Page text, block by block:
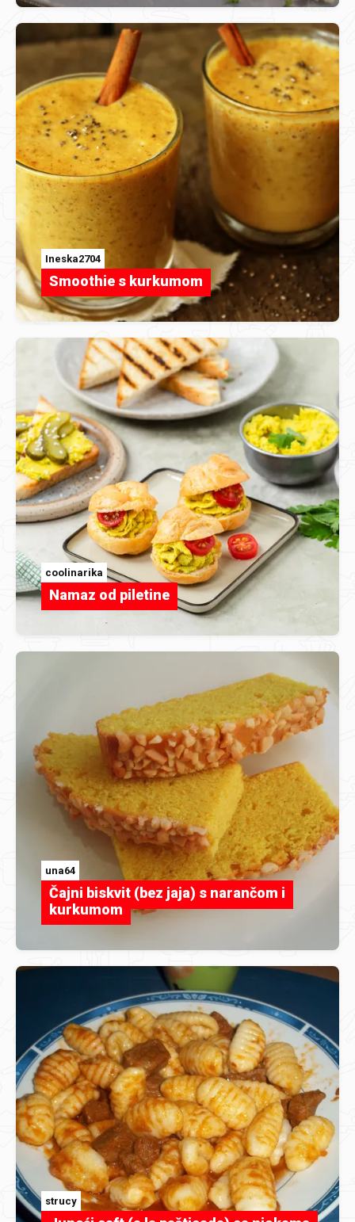
Ineska2704
Smoothie s kurkumom
coolinarika
Namaz od piletine
una64
Čajni biskvit (bez jaja) s narančom i
kurkumom
strucy